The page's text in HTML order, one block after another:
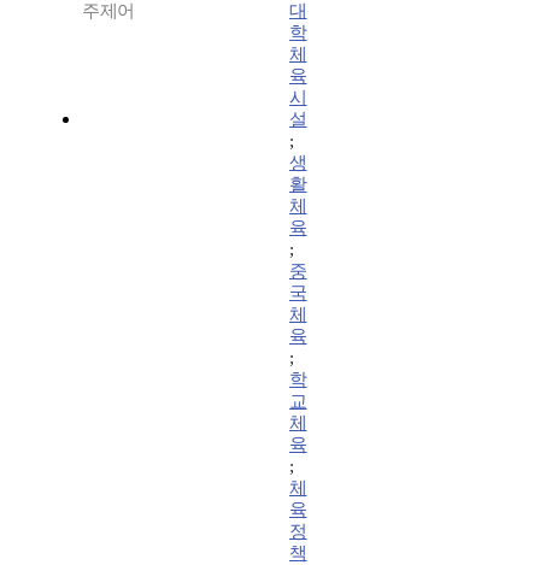
주제어
대
학
체
육
시
설
;
생
활
체
육
;
중
국
체
육
;
학
교
체
육
;
체
육
정
책